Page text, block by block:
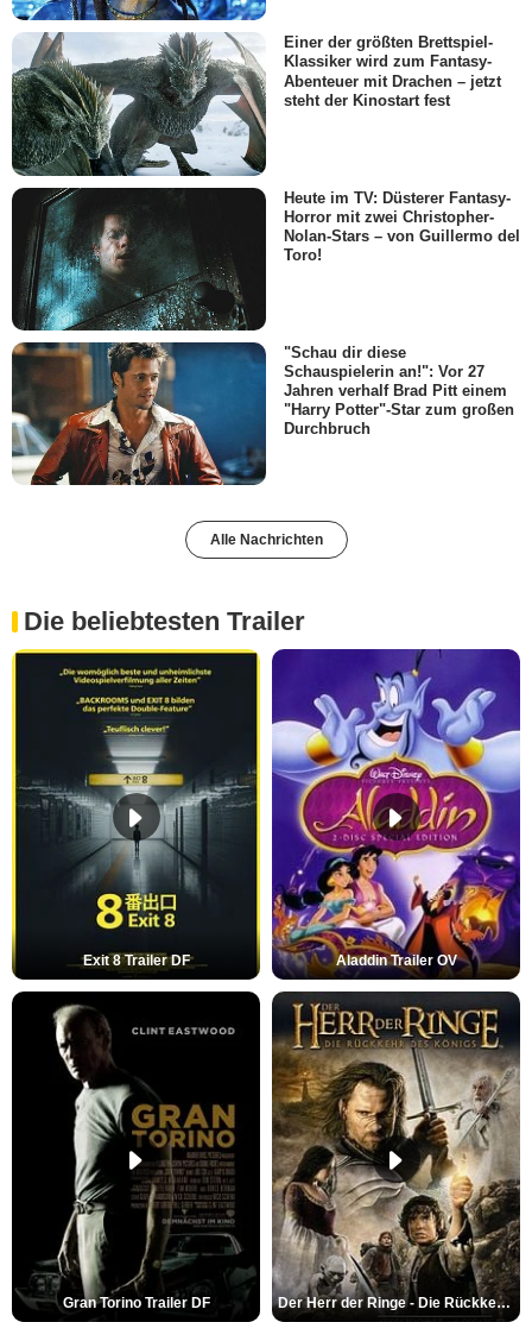
Einer der größten Brettspiel-
Klassiker wird zum Fantasy-
Abenteuer mit Drachen – jetzt
steht der Kinostart fest
Heute im TV: Düsterer Fantasy-
Horror mit zwei Christopher-
Nolan-Stars – von Guillermo del
Toro!
"Schau dir diese
Schauspielerin an!": Vor 27
Jahren verhalf Brad Pitt einem
"Harry Potter"-Star zum großen
Durchbruch
Alle Nachrichten
Die beliebtesten Trailer
Exit 8 Trailer DF Aladdin Trailer OV
Gran Torino Trailer DF Der Herr der Ringe - Die Rückkehr des Königs Trailer OV